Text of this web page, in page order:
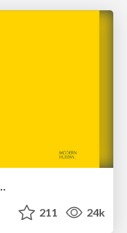
211 24k